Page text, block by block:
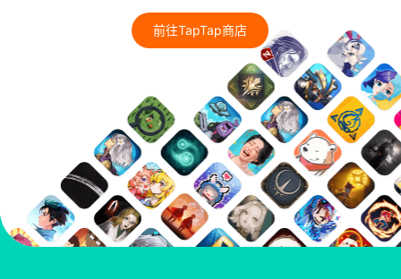
前往TapTap商店